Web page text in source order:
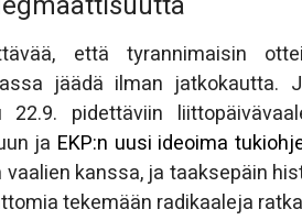
että tyrannimaisin
jäädä ilman
22.9. pidettäviin
ja EKP:n uusi ideoima
kanssa, ja taaksepäin
tekemään radikaaleja